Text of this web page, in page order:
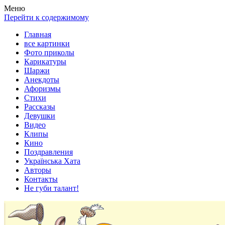
Весела хата — прикольные картинки, смешные истории, клипы!
Покажем всем ваши фото приколы, карикатуры, шаржи, стихи,
Меню
Перейти к содержимому
Главная
все картинки
Фото приколы
Карикатуры
Шаржи
Анекдоты
Афоризмы
Стихи
Рассказы
Девушки
Видео
Клипы
Кино
Поздравления
Українська Хата
Авторы
Контакты
Не губи талант!